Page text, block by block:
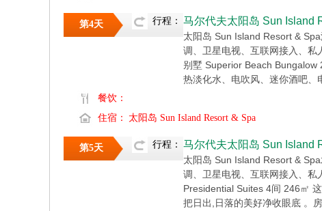
第4天 行程： 马尔代夫太阳岛 Sun Island
太阳岛 Sun Island Resort &
调、卫星电视、互联网接入、
别墅 Superior Beach Bungalow
热淡化水、电吹风、迷你酒吧、
餐饮：
住宿：
太阳岛 Sun Island Resort & Spa
第5天 行程： 马尔代夫太阳岛 Sun Island
太阳岛 Sun Island Resort &
调、卫星电视、互联网接入、
Presidential Suites 4间 246㎡
把日出,日落的美好净收眼底 。